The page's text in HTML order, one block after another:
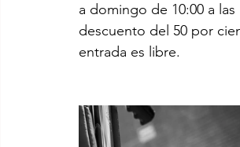
a domingo de 10:00 a
descuento del 50 por
entrada es libre.